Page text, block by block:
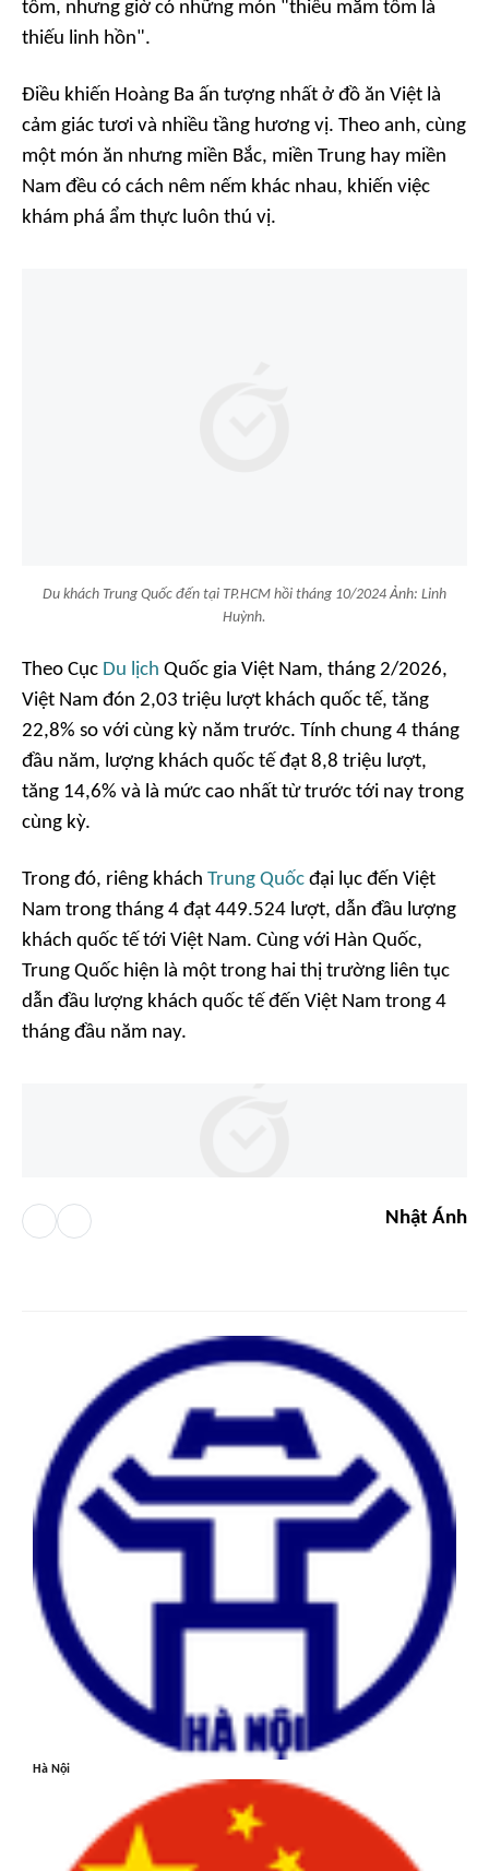
tôm, nhưng giờ có những món "thiếu mắm tôm là
thiếu linh hồn".
Điều khiến Hoàng Ba ấn tượng nhất ở đồ ăn Việt là
cảm giác tươi và nhiều tầng hương vị. Theo anh, cùng
một món ăn nhưng miền Bắc, miền Trung hay miền
Nam đều có cách nêm nếm khác nhau, khiến việc
khám phá ẩm thực luôn thú vị.
Du khách Trung Quốc đến tại TP.HCM hồi tháng 10/2024 Ảnh: Linh
Huỳnh.
Theo Cục Du lịch Quốc gia Việt Nam, tháng 2/2026,
Việt Nam đón 2,03 triệu lượt khách quốc tế, tăng
22,8% so với cùng kỳ năm trước. Tính chung 4 tháng
đầu năm, lượng khách quốc tế đạt 8,8 triệu lượt,
tăng 14,6% và là mức cao nhất từ trước tới nay trong
cùng kỳ.
Trong đó, riêng khách Trung Quốc đại lục đến Việt
Nam trong tháng 4 đạt 449.524 lượt, dẫn đầu lượng
khách quốc tế tới Việt Nam. Cùng với Hàn Quốc,
Trung Quốc hiện là một trong hai thị trường liên tục
dẫn đầu lượng khách quốc tế đến Việt Nam trong 4
tháng đầu năm nay.
Nhật Ánh
Hà Nội